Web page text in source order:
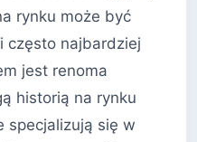
rynku może być
często najbardziej
jest renoma
historią na rynku
specjalizują się w